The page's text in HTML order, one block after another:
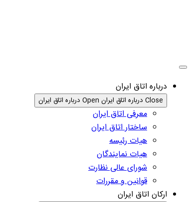
درباره اتاق ایران
Close درباره اتاق ایران Open درباره اتاق ایران
معرفی اتاق ایران
ساختار اتاق ایران
هیات رئیسه
هیات نمایندگان
شورای عالی نظارت
قوانین و مقررات
ارکان اتاق ایران